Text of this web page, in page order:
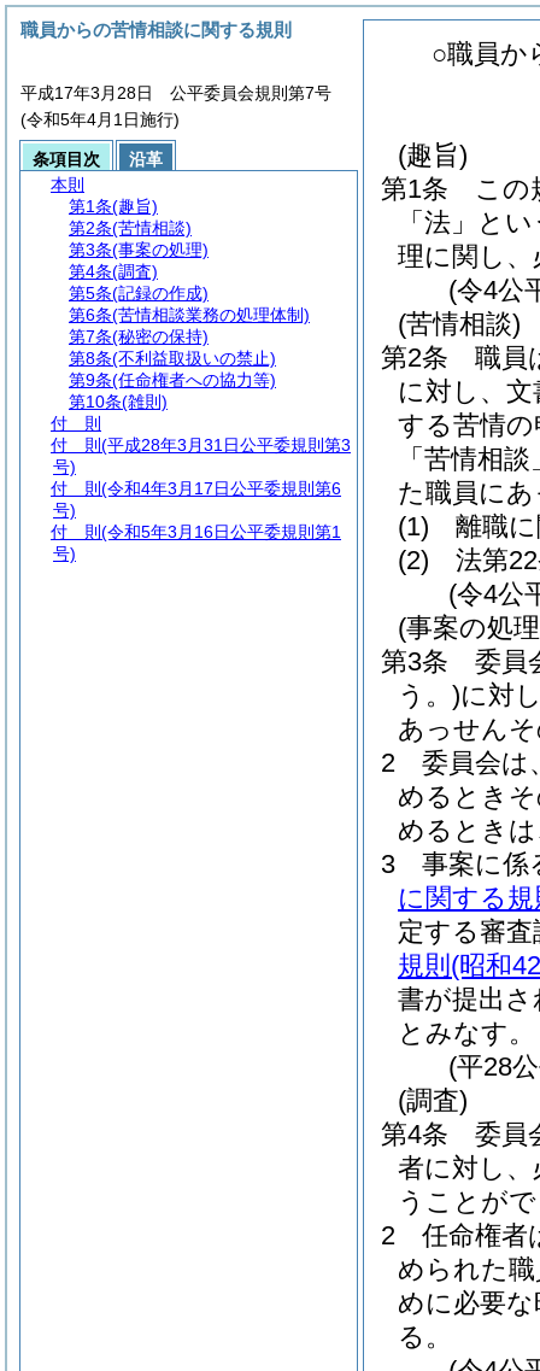
○職員か
(趣旨)
第1条
この
「法」と
理に関し
(令4公
(苦情相談)
第2条
職員
に対し、
する苦情
「苦情相
た職員に
(1)
離職
(2)
法第
(令4公
(事案の処
第3条
委員
う。)に対
あっせん
2
委員会は
めるとき
めるとき
3
事案に係
に関する規
定する審
規則 (昭和
書が提出
とみなす。
(平28
(調査)
第4条
委員
者に対し
うことが
2
任命権者
められた
めに必要
る。
職員からの苦情相談に関する規則
平成17年3月28日 公平委員会規則第7号
(令和5年4月1日施行)
条項目次
沿革
本則
第1条(趣旨)
第2条(苦情相談)
第3条(事案の処理)
第4条(調査)
第5条(記録の作成)
第6条(苦情相談業務の処理体制)
第7条(秘密の保持)
第8条(不利益取扱いの禁止)
第9条(任命権者への協力等)
第10条(雑則)
付 則
付 則 (平成28年3月31日公平委規則第3
号)
付 則 (令和4年3月17日公平委規則第6
号)
付 則 (令和5年3月16日公平委規則第1
号)